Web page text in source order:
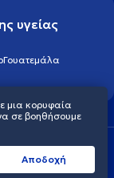
υγείας
Γουατεμάλα
απορρήτου
μια κορυφαία
σε βοηθήσουμε
Aποδοχή